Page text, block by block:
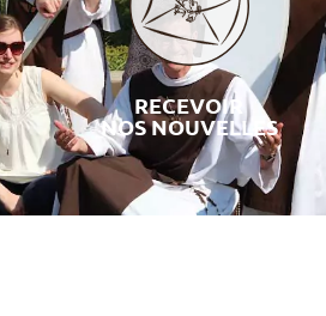
RECEVOIR
NOS NOUVELLES